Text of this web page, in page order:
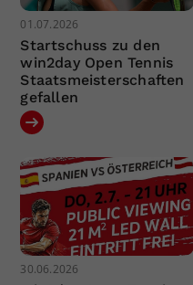
01.07.2026
Startschuss zu den
win2day Open Tennis
Staatsmeisterschaften
gefallen
30.06.2026